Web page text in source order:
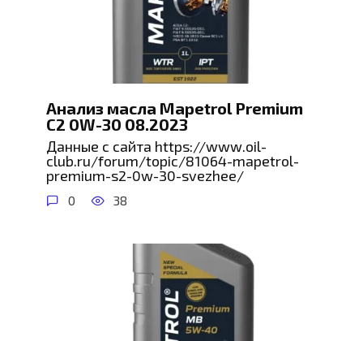
Анализ масла Mapetrol Premium
С2 0W-30 08.2023
Данные с сайта https://www.oil-
club.ru/forum/topic/81064-mapetrol-
premium-s2-0w-30-svezhee/
0 38